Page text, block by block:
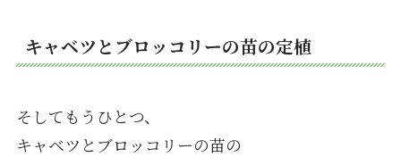
キャベツとブロッコリーの苗の定植
そしてもうひとつ、
キャベツとブロッコリーの苗の